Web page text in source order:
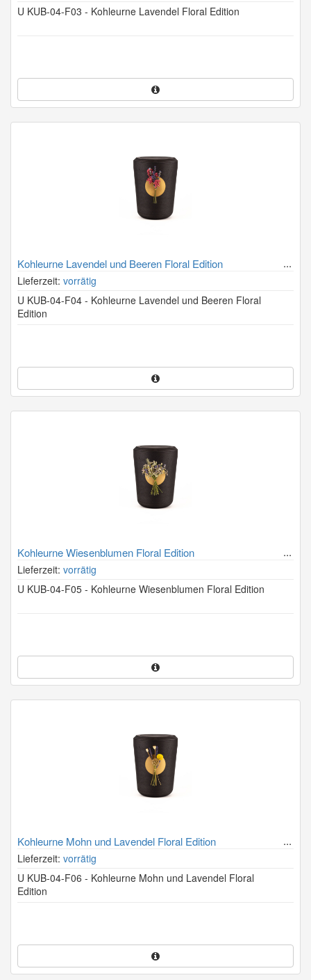
U KUB-04-F03 - Kohleurne Lavendel Floral Edition
Kohleurne Lavendel und Beeren Floral Edition
Lieferzeit: vorrätig
U KUB-04-F04 - Kohleurne Lavendel und Beeren Floral
Edition
Kohleurne Wiesenblumen Floral Edition
Lieferzeit: vorrätig
U KUB-04-F05 - Kohleurne Wiesenblumen Floral Edition
Kohleurne Mohn und Lavendel Floral Edition
Lieferzeit: vorrätig
U KUB-04-F06 - Kohleurne Mohn und Lavendel Floral
Edition